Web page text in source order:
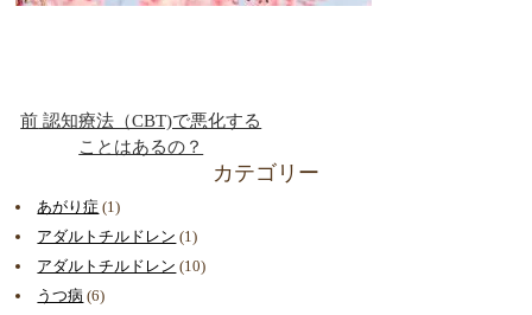
前 認知療法（CBT)で悪化する
ことはあるの？
カテゴリー
あがり症 (1)
アダルトチルドレン (1)
アダルトチルドレン (10)
うつ病 (6)